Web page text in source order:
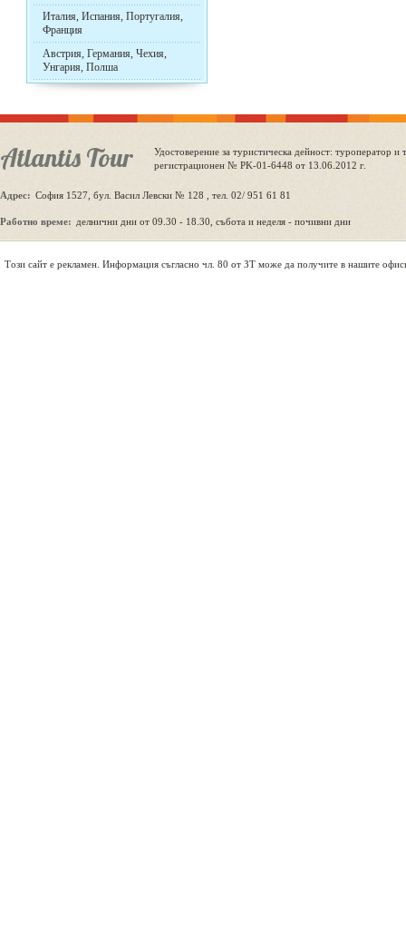
Италия, Испания, Португалия,
Франция
Австрия, Германия, Чехия,
Унгария, Полша
Atlantis Tour
Удостоверение за туристическа дейност: туроператор и
регистрационен № PK-01-6448 от 13.06.2012 г.
Адрес: София 1527, бул. Васил Левски № 128 , тел. 02/ 951 61 81
Работно време: делнични дни от 09.30 - 18.30, събота и неделя - почивни дни
Tози сайт е рекламен. Информация съгласно чл. 80 от ЗТ може да получите в нашите